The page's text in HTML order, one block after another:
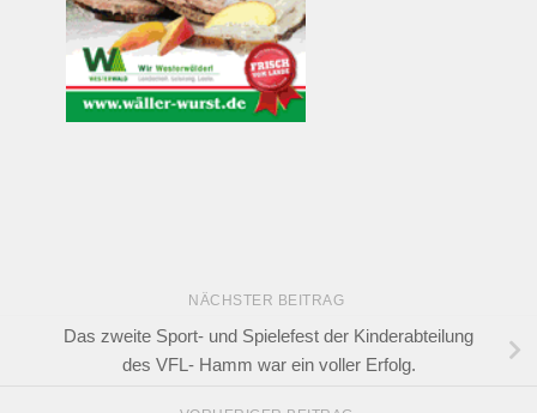
NÄCHSTER BEITRAG
Das zweite Sport- und Spielefest der Kinderabteilung
des VFL- Hamm war ein voller Erfolg.